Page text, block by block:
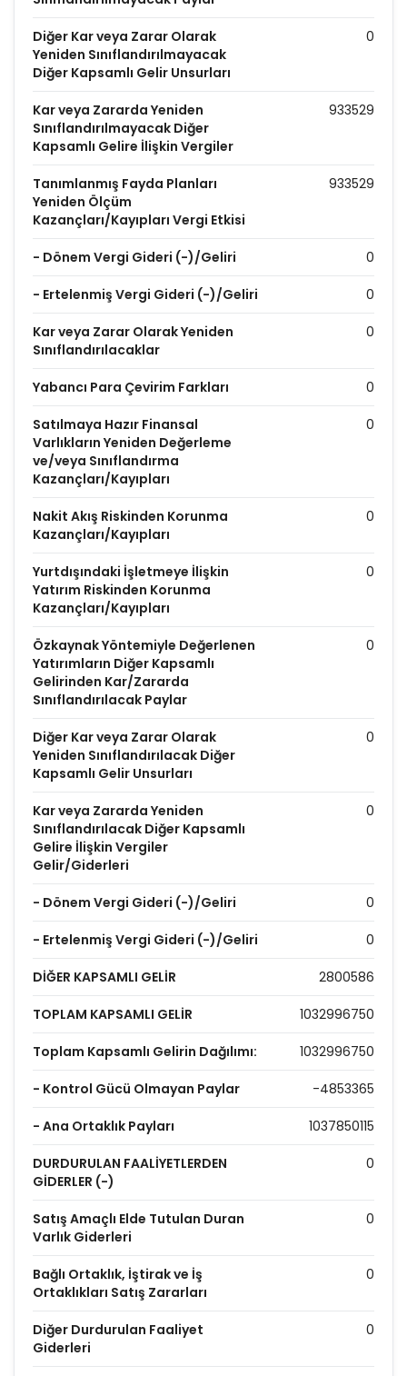
Diğer Kar veya Zarar Olarak
Yeniden Sınıflandırılmayacak
Diğer Kapsamlı Gelir Unsurları
0
Kar veya Zararda Yeniden
Sınıflandırılmayacak Diğer
Kapsamlı Gelire İlişkin Vergiler
933529
Tanımlanmış Fayda Planları
Yeniden Ölçüm
Kazançları/Kayıpları Vergi Etkisi
933529
- Dönem Vergi Gideri (-)/Geliri 0
- Ertelenmiş Vergi Gideri (-)/Geliri 0
Kar veya Zarar Olarak Yeniden
Sınıflandırılacaklar
0
Yabancı Para Çevirim Farkları 0
Satılmaya Hazır Finansal
Varlıkların Yeniden Değerleme
ve/veya Sınıflandırma
Kazançları/Kayıpları
0
Nakit Akış Riskinden Korunma
Kazançları/Kayıpları
0
Yurtdışındaki İşletmeye İlişkin
Yatırım Riskinden Korunma
Kazançları/Kayıpları
0
Özkaynak Yöntemiyle Değerlenen
Yatırımların Diğer Kapsamlı
Gelirinden Kar/Zararda
Sınıflandırılacak Paylar
0
Diğer Kar veya Zarar Olarak
Yeniden Sınıflandırılacak Diğer
Kapsamlı Gelir Unsurları
0
Kar veya Zararda Yeniden
Sınıflandırılacak Diğer Kapsamlı
Gelire İlişkin Vergiler
Gelir/Giderleri
0
- Dönem Vergi Gideri (-)/Geliri 0
- Ertelenmiş Vergi Gideri (-)/Geliri 0
DİĞER KAPSAMLI GELİR 2800586
TOPLAM KAPSAMLI GELİR 1032996750
Toplam Kapsamlı Gelirin Dağılımı: 1032996750
- Kontrol Gücü Olmayan Paylar -4853365
- Ana Ortaklık Payları 1037850115
DURDURULAN FAALİYETLERDEN
GİDERLER (-)
0
Satış Amaçlı Elde Tutulan Duran
Varlık Giderleri
0
Bağlı Ortaklık, İştirak ve İş
Ortaklıkları Satış Zararları
0
Diğer Durdurulan Faaliyet
Giderleri
0